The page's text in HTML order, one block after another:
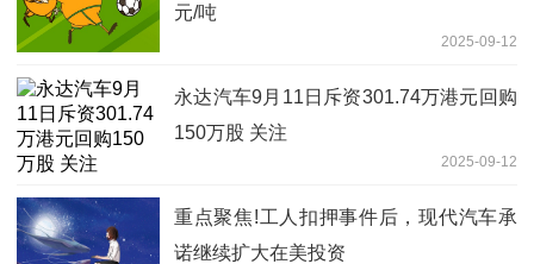
元/吨
2025-09-12
永达汽车9月11日斥资301.74万港元回购
150万股 关注
2025-09-12
重点聚焦!工人扣押事件后，现代汽车承
诺继续扩大在美投资